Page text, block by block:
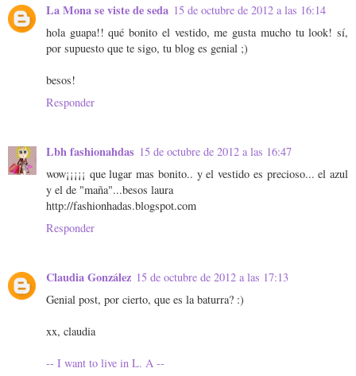
La Mona se viste de seda 15 de octubre de 2012 a las 16:14
hola guapa!! qué bonito el vestido, me gusta mucho tu look! sí,
por supuesto que te sigo, tu blog es genial ;)
besos!
Responder
Lbh fashionahdas 15 de octubre de 2012 a las 16:47
wow¡¡¡¡¡ que lugar mas bonito.. y el vestido es precioso... el azul
y el de "maña"...besos laura
http://fashionhadas.blogspot.com
Responder
Claudia González 15 de octubre de 2012 a las 17:13
Genial post, por cierto, que es la baturra? :)
xx, claudia
-- I want to live in L. A --